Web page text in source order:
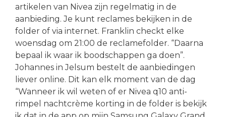
artikelen van Nivea zijn regelmatig in de
aanbieding. Je kunt reclames bekijken in de
folder of via internet. Franklin checkt elke
woensdag om 21:00 de reclamefolder. “Daarna
bepaal ik waar ik boodschappen ga doen”.
Johannes in Jelsum bestelt de aanbiedingen
liever online. Dit kan elk moment van de dag
“Wanneer ik wil weten of er Nivea q10 anti-
rimpel nachtcrème korting in de folder is bekijk